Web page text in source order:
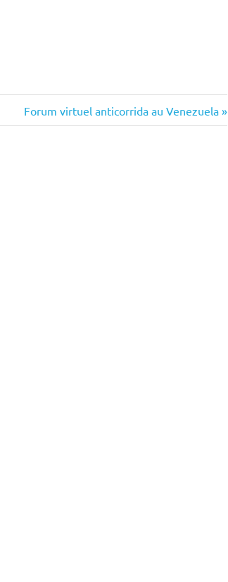
Next
Post:
Forum virtuel anticorrida au Venezuela